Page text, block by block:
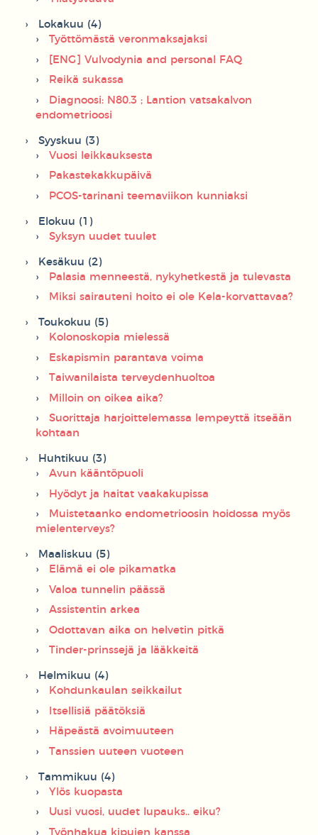
Lokakuu (4)
Työttömästä veronmaksajaksi
[ENG] Vulvodynia and personal FAQ
Reikä sukassa
Diagnoosi: N80.3 ; Lantion vatsakalvon
endometrioosi
Syyskuu (3)
Vuosi leikkauksesta
Pakastekakkupäivä
PCOS-tarinani teemaviikon kunniaksi
Elokuu (1)
Syksyn uudet tuulet
Kesäkuu (2)
Palasia menneestä, nykyhetkestä ja tulevasta
Miksi sairauteni hoito ei ole Kela-korvattavaa?
Toukokuu (5)
Kolonoskopia mielessä
Eskapismin parantava voima
Taiwanilaista terveydenhuoltoa
Milloin on oikea aika?
Suorittaja harjoittelemassa lempeyttä itseään
kohtaan
Huhtikuu (3)
Avun kääntöpuoli
Hyödyt ja haitat vaakakupissa
Muistetaanko endometrioosin hoidossa myös
mielenterveys?
Maaliskuu (5)
Elämä ei ole pikamatka
Valoa tunnelin päässä
Assistentin arkea
Odottavan aika on helvetin pitkä
Tinder-prinssejä ja lääkkeitä
Helmikuu (4)
Kohdunkaulan seikkailut
Itsellisiä päätöksiä
Häpeästä avoimuuteen
Tanssien uuteen vuoteen
Tammikuu (4)
Ylös kuopasta
Uusi vuosi, uudet lupauks.. eiku?
Työnhakua kipujen kanssa